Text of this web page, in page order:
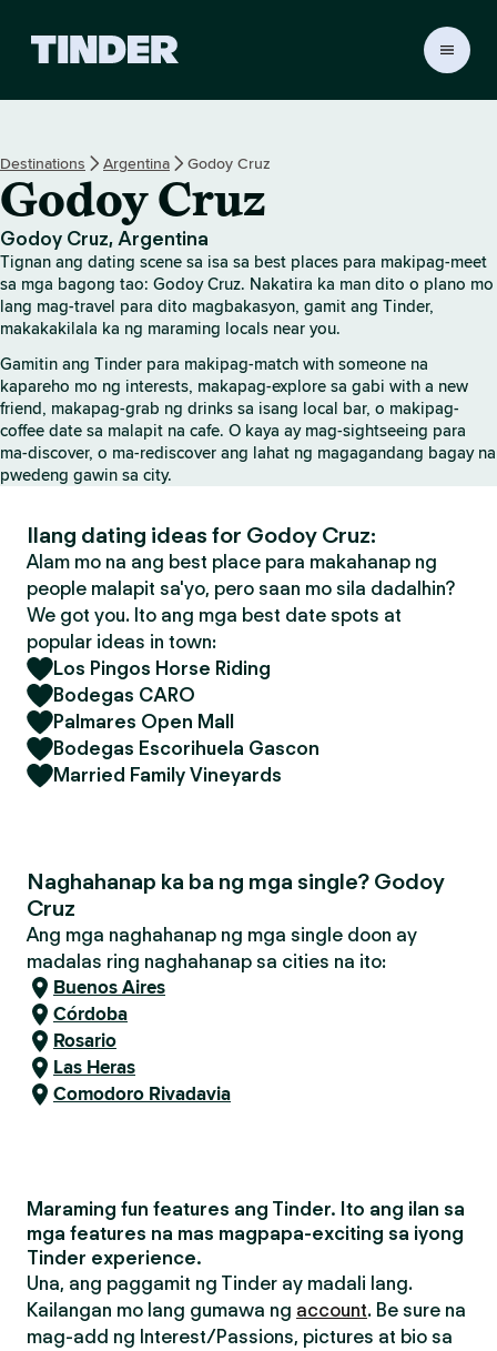
r
H
o
m
e
Destinations Argentina Godoy Cruz
Godoy Cruz
Godoy Cruz, Argentina
Tignan ang dating scene sa isa sa best places para makipag-meet
sa mga bagong tao: Godoy Cruz. Nakatira ka man dito o plano mo
lang mag-travel para dito magbakasyon, gamit ang Tinder,
makakakilala ka ng maraming locals near you.
Gamitin ang Tinder para makipag-match with someone na
kapareho mo ng interests, makapag-explore sa gabi with a new
friend, makapag-grab ng drinks sa isang local bar, o makipag-
coffee date sa malapit na cafe. O kaya ay mag-sightseeing para
ma-discover, o ma-rediscover ang lahat ng magagandang bagay na
pwedeng gawin sa city.
Ilang dating ideas for Godoy Cruz:
Alam mo na ang best place para makahanap ng
people malapit sa'yo, pero saan mo sila dadalhin?
We got you. Ito ang mga best date spots at
popular ideas in town:
Los Pingos Horse Riding
Bodegas CARO
Palmares Open Mall
Bodegas Escorihuela Gascon
Married Family Vineyards
Naghahanap ka ba ng mga single? Godoy
Cruz
Ang mga naghahanap ng mga single doon ay
madalas ring naghahanap sa cities na ito:
Buenos Aires
Córdoba
Rosario
Las Heras
Comodoro Rivadavia
Maraming fun features ang Tinder. Ito ang ilan sa
mga features na mas magpapa-exciting sa iyong
Tinder experience.
Una, ang paggamit ng Tinder ay madali lang.
Kailangan mo lang gumawa ng account. Be sure na
mag-add ng Interest/Passions, pictures at bio sa